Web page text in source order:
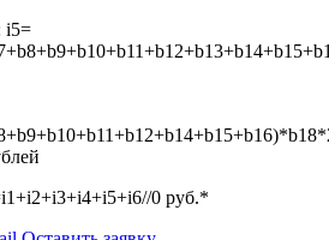
i5=
0 руб.*